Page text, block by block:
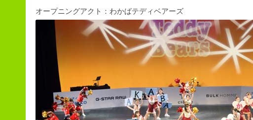
オープニングアクト：わかばテディベアーズ